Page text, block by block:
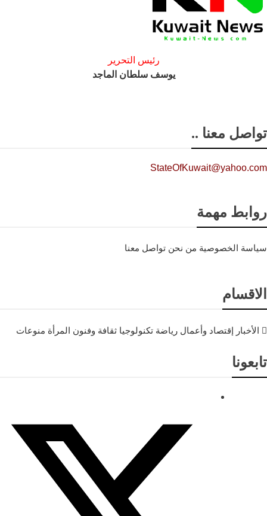
رئيس التحرير
يوسف سلطان الماجد
تواصل معنا ..
StateOfKuwait@yahoo.com
روابط مهمة
سياسة الخصوصية من نحن تواصل معنا
الاقسام
الأخبار إقتصاد وأعمال رياضة تكنولوجيا ثقافة وفنون المرأة منوعات
تابعونا